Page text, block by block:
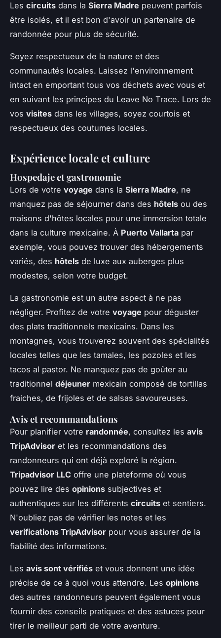
Les circuits dans la Sierra Madre peuvent parfois
être isolés, et il est bon d'avoir un partenaire de
randonnée pour plus de sécurité.
Soyez respectueux de la nature et des
communautés locales. Laissez l'environnement
intact en emportant tous vos déchets avec vous et
en suivant les principes du Leave No Trace. Lors de
vos visites dans les villages, soyez courtois et
respectueux des coutumes locales.
Expérience locale et culture
Hospedaje et gastronomie
Lors de votre voyage dans la Sierra Madre, ne
manquez pas de séjourner dans des hôtels ou des
maisons d'hôtes locales pour une immersion totale
dans la culture mexicaine. À Puerto Vallarta par
exemple, vous pouvez trouver des hébergements
variés, des hôtels de luxe aux auberges plus
modestes, selon votre budget.
La gastronomie est un autre aspect à ne pas
négliger. Profitez de votre voyage pour déguster
des plats traditionnels mexicains. Dans les
montagnes, vous trouverez souvent des spécialités
locales telles que les tamales, les pozoles et les
tacos al pastor. Ne manquez pas de goûter au
traditionnel déjeuner mexicain composé de tortillas
fraiches, de frijoles et de salsas savoureuses.
Avis et recommandations
Pour planifier votre randonnée, consultez les avis
TripAdvisor et les recommandations des
randonneurs qui ont déjà exploré la région.
Tripadvisor LLC offre une plateforme où vous
pouvez lire des opinions subjectives et
authentiques sur les différents circuits et sentiers.
N'oubliez pas de vérifier les notes et les
verifications TripAdvisor pour vous assurer de la
fiabilité des informations.
Les avis sont vérifiés et vous donnent une idée
précise de ce à quoi vous attendre. Les opinions
des autres randonneurs peuvent également vous
fournir des conseils pratiques et des astuces pour
tirer le meilleur parti de votre aventure.